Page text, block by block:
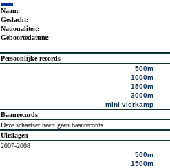
Naam:
Geslacht:
Nationaliteit:
Geboortedatum:
Persoonlijke records
500m
1000m
1500m
3000m
mini vierkamp
Baanrecords
Deze schaatser heeft geen baanrecords
Uitslagen
2007-2008
500m
1500m